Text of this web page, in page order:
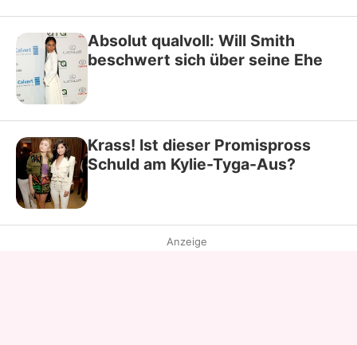
Absolut qualvoll: Will Smith
beschwert sich über seine Ehe
Krass! Ist dieser Promispross
Schuld am Kylie-Tyga-Aus?
Anzeige